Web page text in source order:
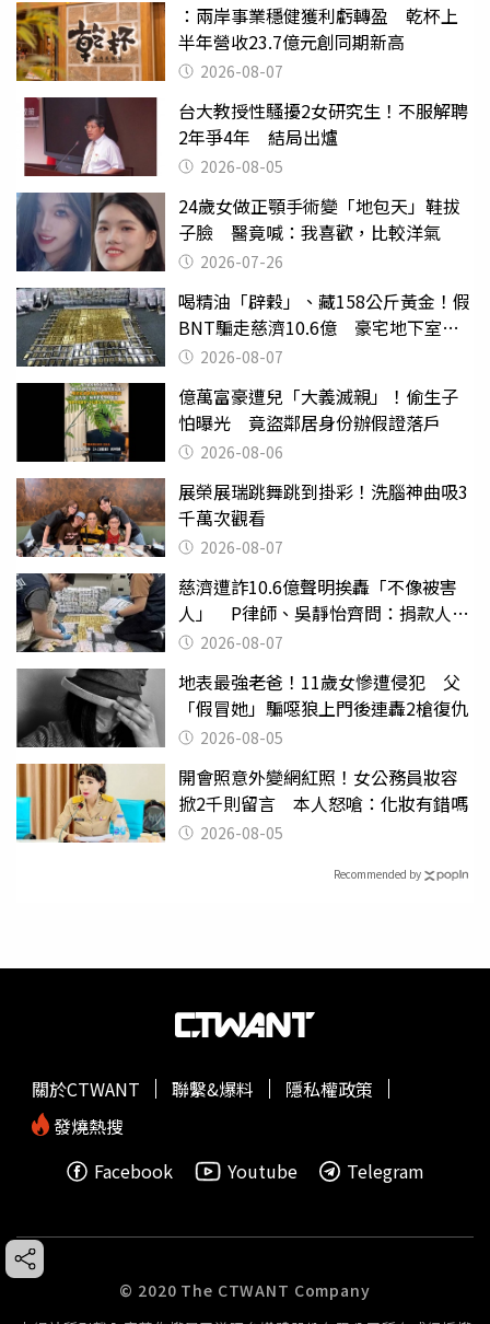
：兩岸事業穩健獲利虧轉盈 乾杯上
半年營收23.7億元創同期新高
2026-08-07
台大教授性騷擾2女研究生！不服解聘
2年爭4年 結局出爐
2026-08-05
24歲女做正顎手術變「地包天」鞋拔
子臉 醫竟喊：我喜歡，比較洋氣
2026-07-26
喝精油「辟穀」、藏158公斤黃金！假
BNT騙走慈濟10.6億 豪宅地下室竟
挖出乾鮑金庫
2026-08-07
億萬富豪遭兒「大義滅親」！偷生子
怕曝光 竟盜鄰居身份辦假證落戶
2026-08-06
展榮展瑞跳舞跳到掛彩！洗腦神曲吸3
千萬次觀看
2026-08-07
慈濟遭詐10.6億聲明挨轟「不像被害
人」 P律師、吳靜怡齊問：捐款人有
權知道真相
2026-08-07
地表最強老爸！11歲女慘遭侵犯 父
「假冒她」騙噁狼上門後連轟2槍復仇
2026-08-05
開會照意外變網紅照！女公務員妝容
掀2千則留言 本人怒嗆：化妝有錯嗎
2026-08-05
Recommended by
關於CTWANT 聯繫&爆料
隱私權政策
發燒熱搜
Facebook
Youtube Telegram
© 2020 The CTWANT Company